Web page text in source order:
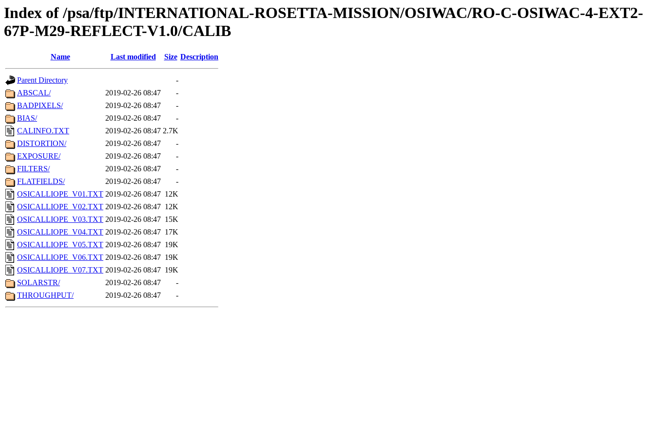
Index of /psa/ftp/INTERNATIONAL-ROSETTA-MISSION/OSIWAC/RO-C-OSIWAC-4-EXT2-
67P-M29-REFLECT-V1.0/CALIB
Name Last modified Size Description
Parent Directory
-
ABSCAL/
2019-02-26 08:47
-
BADPIXELS/
2019-02-26 08:47
-
BIAS/
2019-02-26 08:47
-
CALINFO.TXT
2019-02-26 08:47 2.7K
DISTORTION/
2019-02-26 08:47
-
EXPOSURE/
2019-02-26 08:47
-
FILTERS/
2019-02-26 08:47
-
FLATFIELDS/
2019-02-26 08:47
-
OSICALLIOPE_V01.TXT 2019-02-26 08:47 12K
OSICALLIOPE_V02.TXT 2019-02-26 08:47 12K
OSICALLIOPE_V03.TXT 2019-02-26 08:47 15K
OSICALLIOPE_V04.TXT 2019-02-26 08:47 17K
OSICALLIOPE_V05.TXT 2019-02-26 08:47 19K
OSICALLIOPE_V06.TXT 2019-02-26 08:47 19K
OSICALLIOPE_V07.TXT 2019-02-26 08:47 19K
SOLARSTR/
2019-02-26 08:47
-
THROUGHPUT/
2019-02-26 08:47 -